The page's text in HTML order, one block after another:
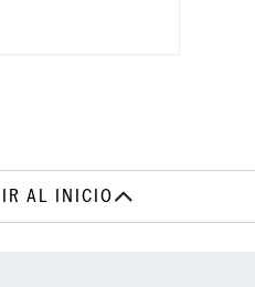
IR AL INICIO